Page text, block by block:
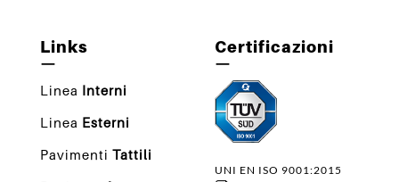
Links
—
Linea Interni
Linea Esterni
Pavimenti Tattili
Certificazioni
—
UNI EN ISO 9001:2015